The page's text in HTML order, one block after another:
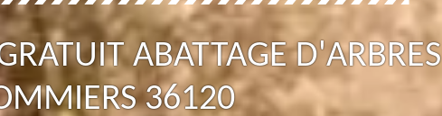
ABATTAGE D'ARBRES
36120